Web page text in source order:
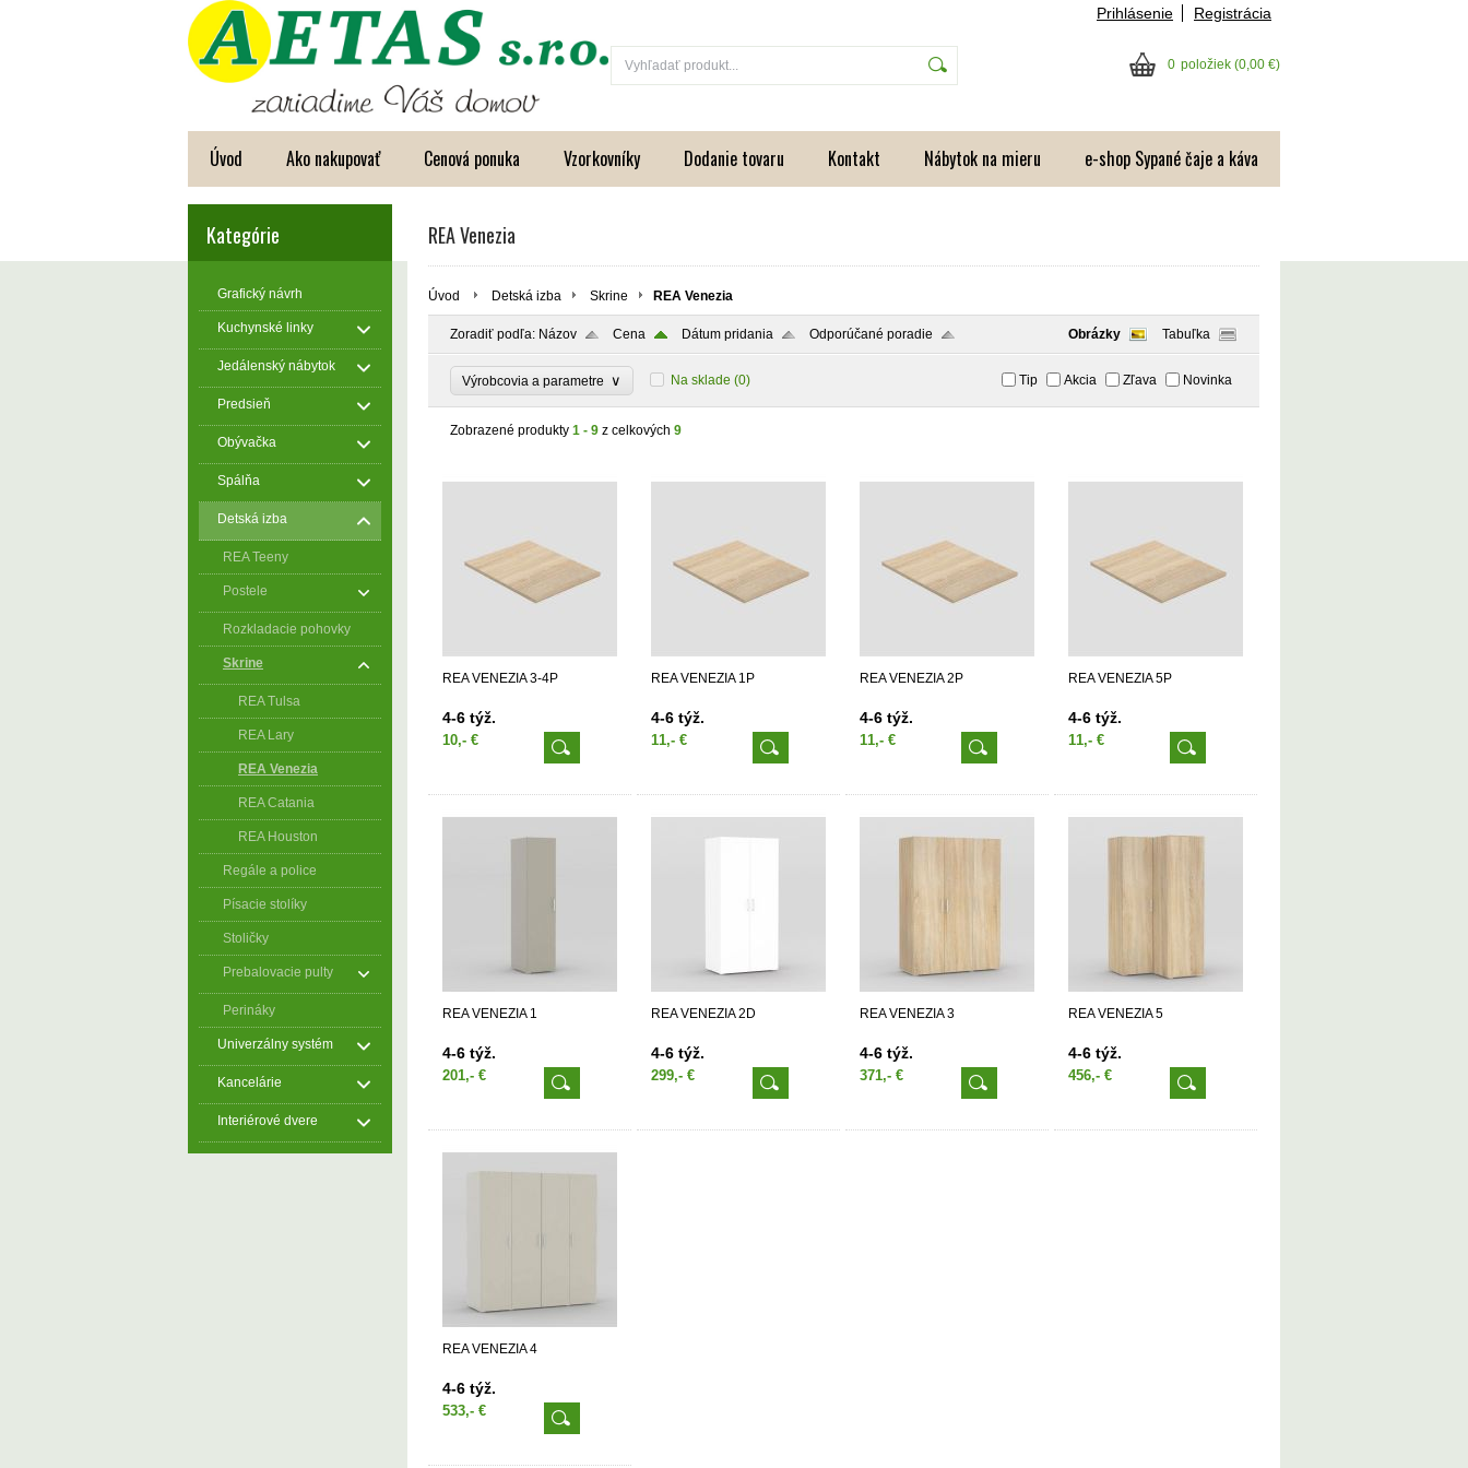
Prihlásenie Registrácia
0 položiek (0,00 €)
Úvod Ako nakupovať Cenová ponuka Vzorkovníky Dodanie tovaru Kontakt Nábytok na mieru e-shop Sypané čaje a káva
Kategórie
Grafický návrh
Kuchynské linky
Jedálenský nábytok
Predsieň
Obývačka
Spálňa
Detská izba
REA Teeny
Postele
Rozkladacie pohovky
Skrine
REA Tulsa
REA Lary
REA Venezia
REA Catania
REA Houston
Regále a police
Písacie stolíky
Stoličky
Prebalovacie pulty
Perináky
Univerzálny systém
Kancelárie
Interiérové dvere
REA Venezia
Úvod Detská izba Skrine REA Venezia
Zoradiť podľa: Názov Cena Dátum pridania Odporúčané poradie Obrázky Tabuľka
Výrobcovia a parametre ∨ Na sklade (0) Tip Akcia Zľava Novinka
Zobrazené produkty 1 - 9 z celkových 9
REA VENEZIA 3-4P
4-6 týž.
10,- €
REA VENEZIA 1P
4-6 týž.
11,- €
REA VENEZIA 2P
4-6 týž.
11,- €
REA VENEZIA 5P
4-6 týž.
11,- €
REA VENEZIA 1
4-6 týž.
201,- €
REA VENEZIA 2D
4-6 týž.
299,- €
REA VENEZIA 3
4-6 týž.
371,- €
REA VENEZIA 5
4-6 týž.
456,- €
REA VENEZIA 4
4-6 týž.
533,- €